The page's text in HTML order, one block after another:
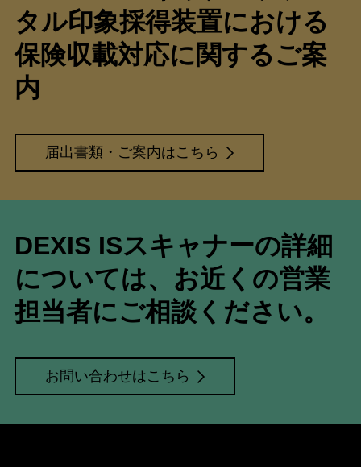
タル印象採得装置における
保険収載対応に関するご案
内
届出書類・ご案内はこちら
DEXIS ISスキャナーの詳細
については、お近くの営業
担当者にご相談ください。
お問い合わせはこちら